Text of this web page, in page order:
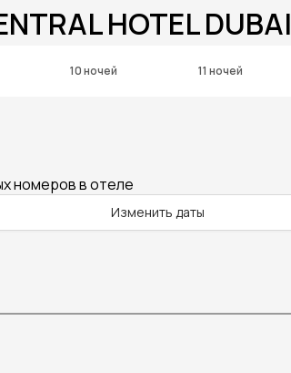
HOTEL DUBAI
10 ночей 11 ночей
номеров в отеле
Изменить даты